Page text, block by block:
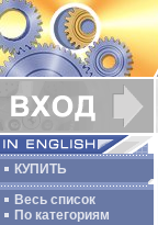
КУПИТЬ
Весь список
По категориям